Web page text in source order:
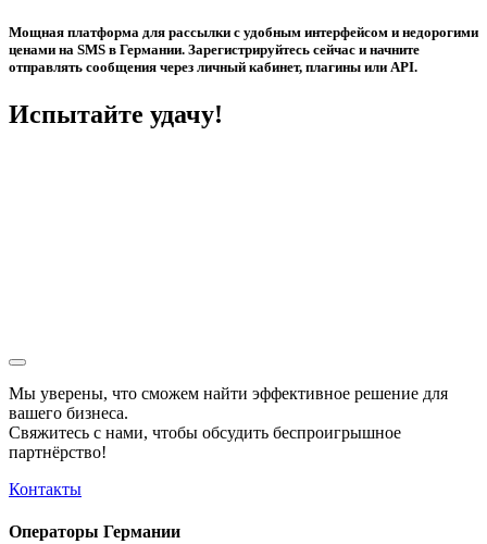
Мощная платформа для рассылки с удобным интерфейсом и недорогими
ценами на SMS в Германии. Зарегистрируйтесь сейчас и начните
отправлять сообщения через личный кабинет, плагины или API.
Испытайте удачу!
Мы уверены, что сможем найти эффективное решение для
вашего бизнеса.
Свяжитесь с нами, чтобы обсудить беспроигрышное
партнёрство!
Контакты
Операторы Германии